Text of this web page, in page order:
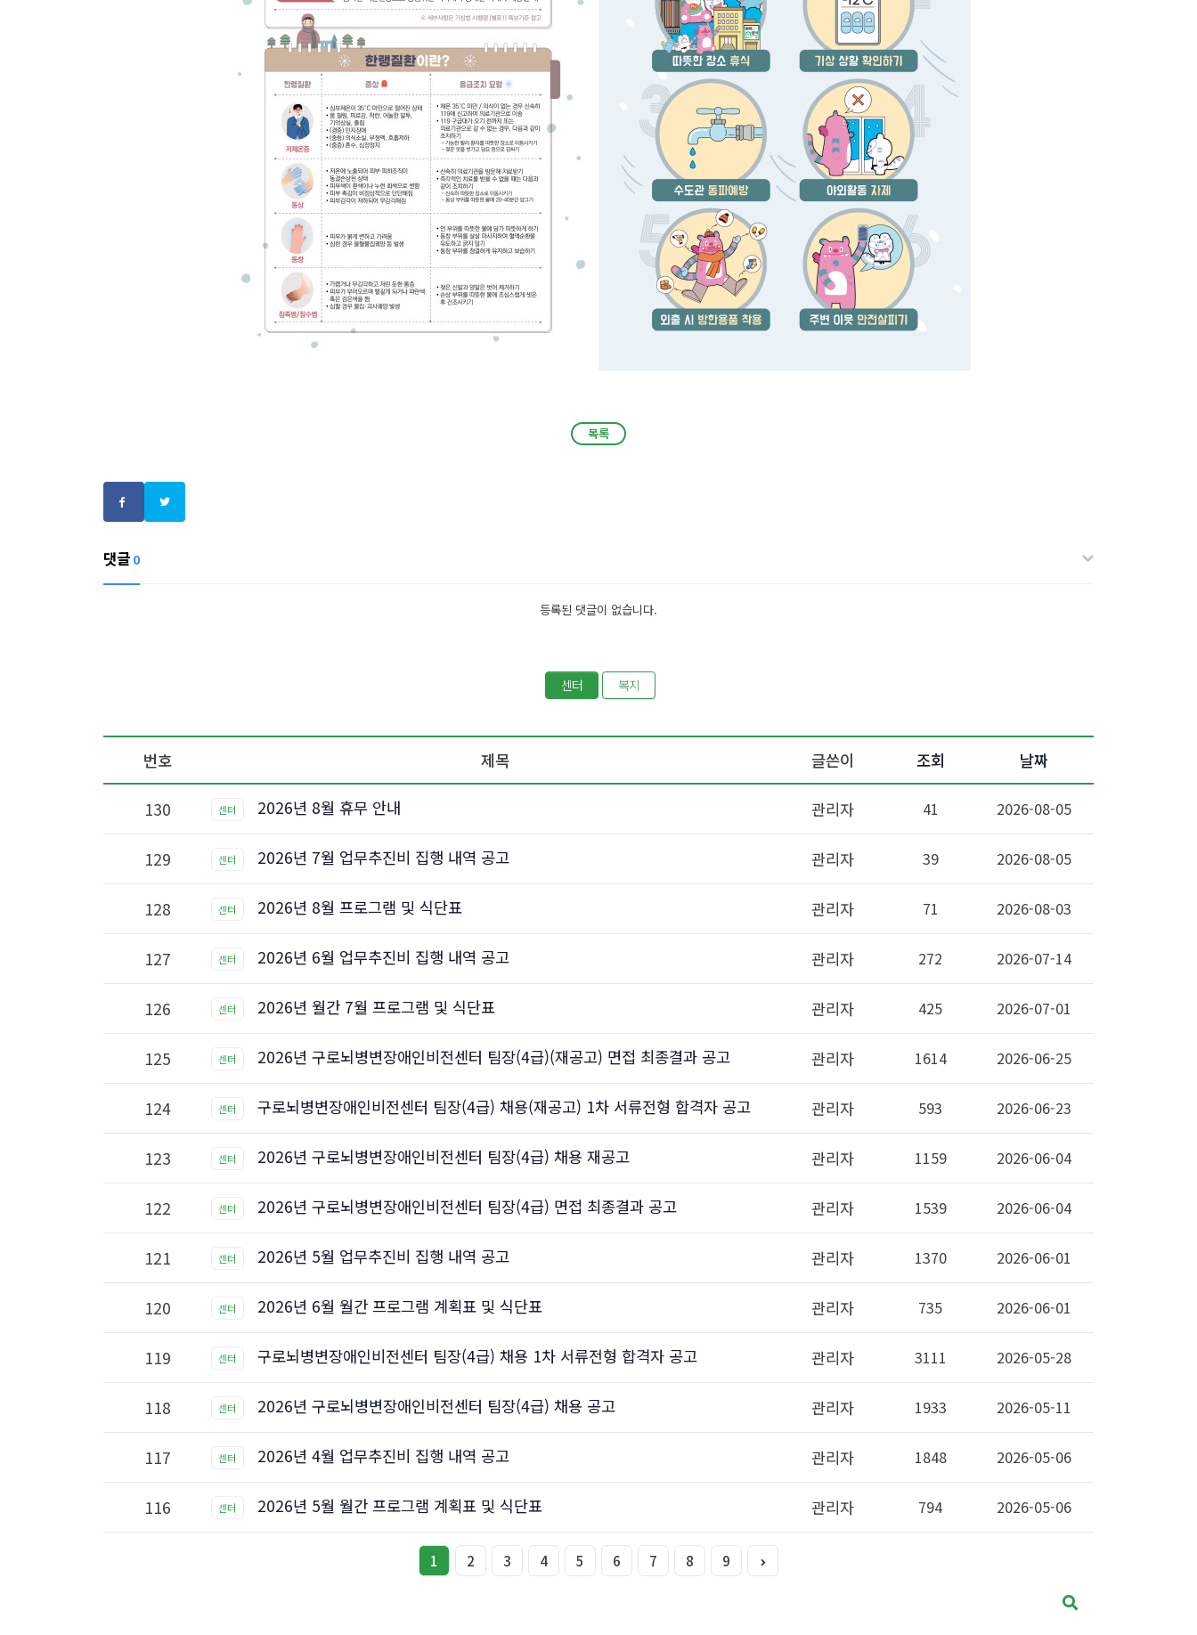
목록
댓글 0
등록된 댓글이 없습니다.
센터 복지
번호 제목 글쓴이 조회 날짜
130 센터 2026년 8월 휴무 안내 관리자 41 2026-08-05
129 센터 2026년 7월 업무추진비 집행 내역 공고 관리자 39 2026-08-05
128 센터 2026년 8월 프로그램 및 식단표 관리자 71 2026-08-03
127 센터 2026년 6월 업무추진비 집행 내역 공고 관리자 272 2026-07-14
126 센터 2026년 월간 7월 프로그램 및 식단표 관리자 425 2026-07-01
125 센터 2026년 구로뇌병변장애인비전센터 팀장(4급)(재공고) 면접 최종결과 공고 관리자 1614 2026-06-25
124 센터 구로뇌병변장애인비전센터 팀장(4급) 채용(재공고) 1차 서류전형 합격자 공고 관리자 593 2026-06-23
123 센터 2026년 구로뇌병변장애인비전센터 팀장(4급) 채용 재공고 관리자 1159 2026-06-04
122 센터 2026년 구로뇌병변장애인비전센터 팀장(4급) 면접 최종결과 공고 관리자 1539 2026-06-04
121 센터 2026년 5월 업무추진비 집행 내역 공고 관리자 1370 2026-06-01
120 센터 2026년 6월 월간 프로그램 계획표 및 식단표 관리자 735 2026-06-01
119 센터 구로뇌병변장애인비전센터 팀장(4급) 채용 1차 서류전형 합격자 공고 관리자 3111 2026-05-28
118 센터 2026년 구로뇌병변장애인비전센터 팀장(4급) 채용 공고 관리자 1933 2026-05-11
117 센터 2026년 4월 업무추진비 집행 내역 공고 관리자 1848 2026-05-06
116 센터 2026년 5월 월간 프로그램 계획표 및 식단표 관리자 794 2026-05-06
1 2 3 4 5 6 7 8 9